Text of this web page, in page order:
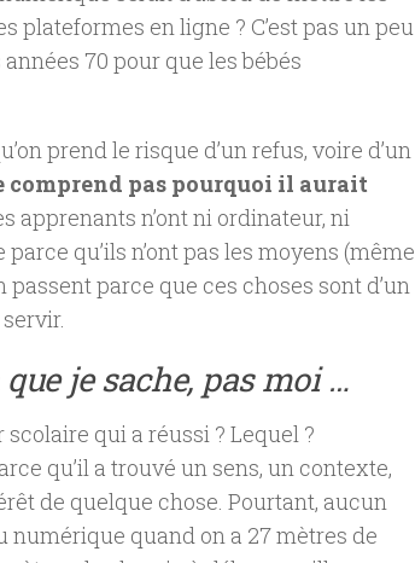
plateformes en ligne ? C’est pas un peu
70 pour que les bébés
prend le risque d’un refus, voire d’un
comprend pas pourquoi il aurait
apprenants n’ont ni ordinateur, ni
qu’ils n’ont pas les moyens (même
passent parce que ces choses sont d’un
je sache, pas moi …
qui a réussi ? Lequel ?
qu’il a trouvé un sens, un contexte,
de quelque chose. Pourtant, aucun
numérique quand on a 27 mètres de